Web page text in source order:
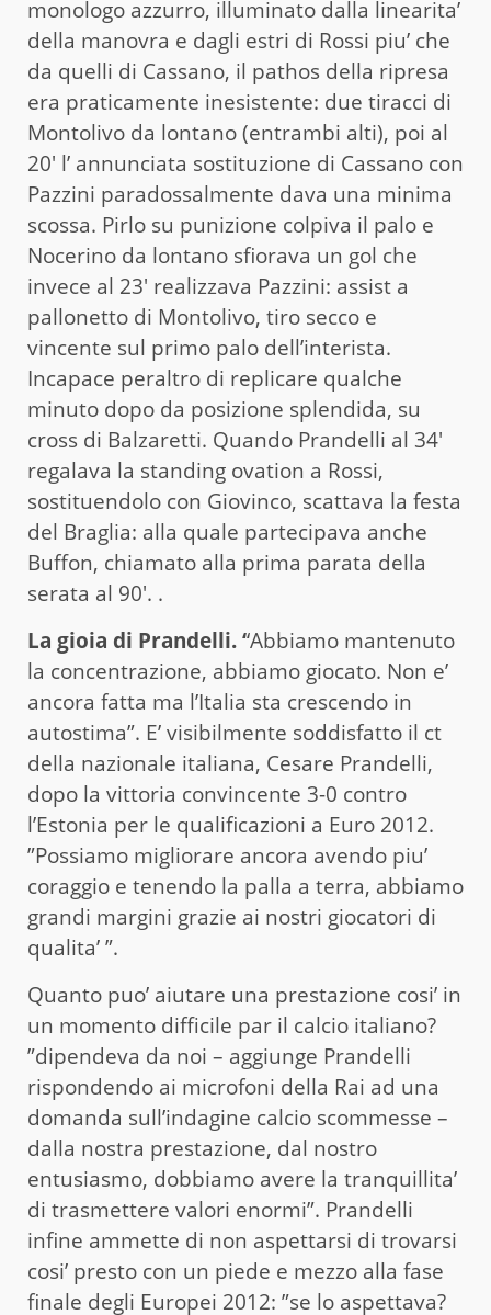
monologo azzurro, illuminato dalla linearita’
della manovra e dagli estri di Rossi piu’ che
da quelli di Cassano, il pathos della ripresa
era praticamente inesistente: due tiracci di
Montolivo da lontano (entrambi alti), poi al
20′ l’ annunciata sostituzione di Cassano con
Pazzini paradossalmente dava una minima
scossa. Pirlo su punizione colpiva il palo e
Nocerino da lontano sfiorava un gol che
invece al 23′ realizzava Pazzini: assist a
pallonetto di Montolivo, tiro secco e
vincente sul primo palo dell’interista.
Incapace peraltro di replicare qualche
minuto dopo da posizione splendida, su
cross di Balzaretti. Quando Prandelli al 34′
regalava la standing ovation a Rossi,
sostituendolo con Giovinco, scattava la festa
del Braglia: alla quale partecipava anche
Buffon, chiamato alla prima parata della
serata al 90′. .
La gioia di Prandelli. ‘‘Abbiamo mantenuto
la concentrazione, abbiamo giocato. Non e’
ancora fatta ma l’Italia sta crescendo in
autostima”. E’ visibilmente soddisfatto il ct
della nazionale italiana, Cesare Prandelli,
dopo la vittoria convincente 3-0 contro
l’Estonia per le qualificazioni a Euro 2012.
”Possiamo migliorare ancora avendo piu’
coraggio e tenendo la palla a terra, abbiamo
grandi margini grazie ai nostri giocatori di
qualita’ ”.
Quanto puo’ aiutare una prestazione cosi’ in
un momento difficile par il calcio italiano?
”dipendeva da noi – aggiunge Prandelli
rispondendo ai microfoni della Rai ad una
domanda sull’indagine calcio scommesse –
dalla nostra prestazione, dal nostro
entusiasmo, dobbiamo avere la tranquillita’
di trasmettere valori enormi”. Prandelli
infine ammette di non aspettarsi di trovarsi
cosi’ presto con un piede e mezzo alla fase
finale degli Europei 2012: ”se lo aspettava?